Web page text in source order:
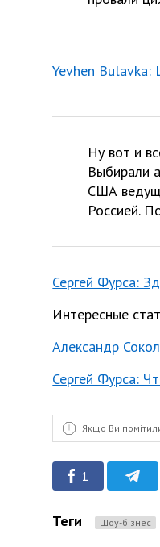
Yevhen Bulavka:
Ну вот и
Выбирали
США
Россией.
Сергей Фурса:
Интересные
Александр
Сергей Фурса:
Якщо Ви
1
Теги Шоу-бізнес